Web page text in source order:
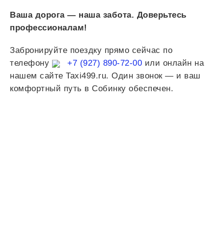
Ваша дорога — наша забота. Доверьтесь
профессионалам!
Забронируйте поездку прямо сейчас по
телефону
+7 (927) 890-72-00 или онлайн на
нашем сайте Taxi499.ru. Один звонок — и ваш
комфортный путь в Собинку обеспечен.